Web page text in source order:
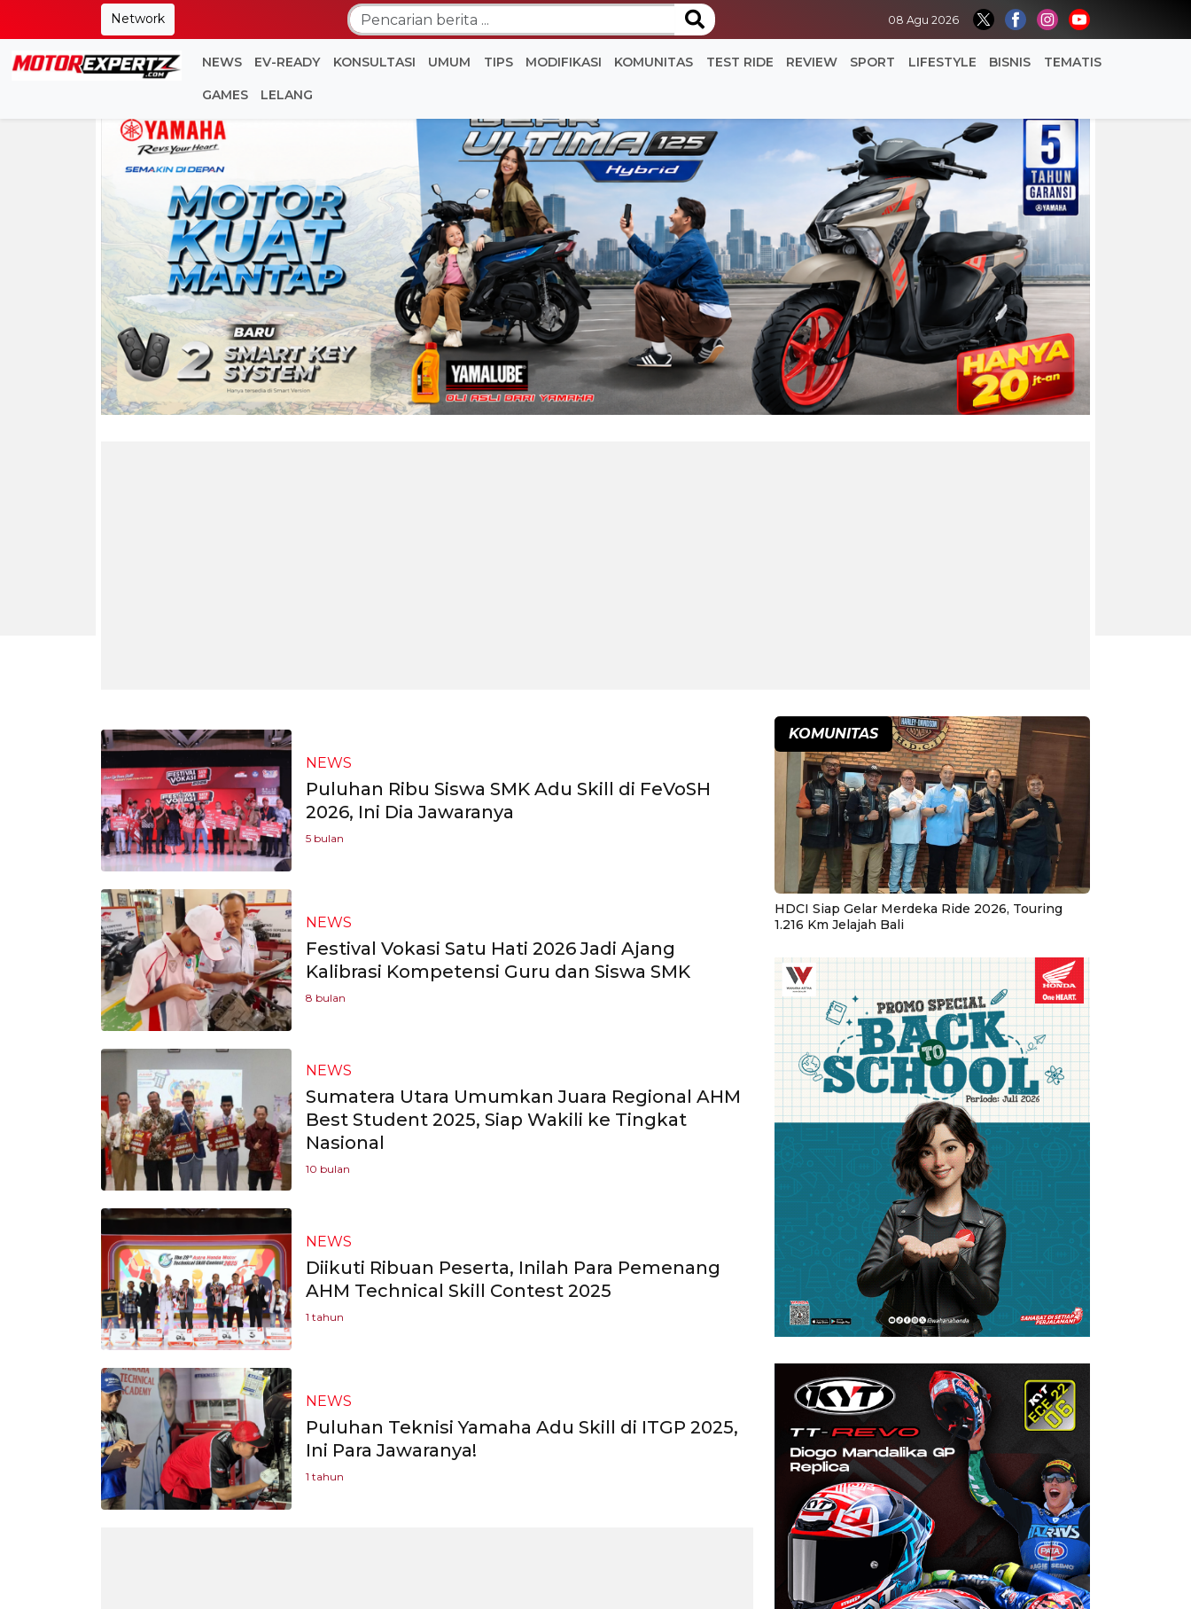
Network 08 Agu 2026
NEWS EV-READY KONSULTASI UMUM TIPS MODIFIKASI KOMUNITAS TEST RIDE REVIEW SPORT LIFESTYLE BISNIS TEMATIS
GAMES LELANG
NEWS
Puluhan Ribu Siswa SMK Adu Skill di FeVoSH
2026, Ini Dia Jawaranya
5 bulan
NEWS
Festival Vokasi Satu Hati 2026 Jadi Ajang
Kalibrasi Kompetensi Guru dan Siswa SMK
8 bulan
NEWS
Sumatera Utara Umumkan Juara Regional AHM
Best Student 2025, Siap Wakili ke Tingkat
Nasional
10 bulan
NEWS
Diikuti Ribuan Peserta, Inilah Para Pemenang
AHM Technical Skill Contest 2025
1 tahun
NEWS
Puluhan Teknisi Yamaha Adu Skill di ITGP 2025,
Ini Para Jawaranya!
1 tahun
KOMUNITAS
HDCI Siap Gelar Merdeka Ride 2026, Touring
1.216 Km Jelajah Bali